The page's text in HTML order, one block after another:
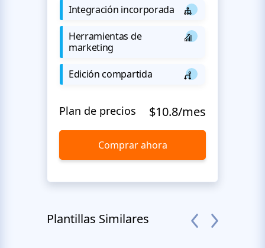
Integración incorporada
Herramientas de
marketing
Edición compartida
Plan de precios $10.8/mes
Comprar ahora
Plantillas Similares